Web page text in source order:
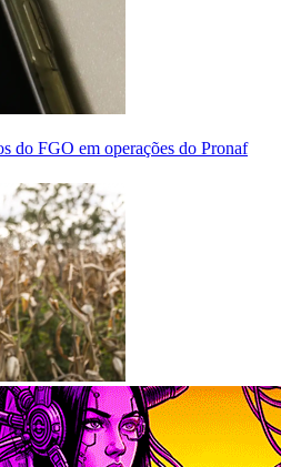
do FGO em operações do Pronaf